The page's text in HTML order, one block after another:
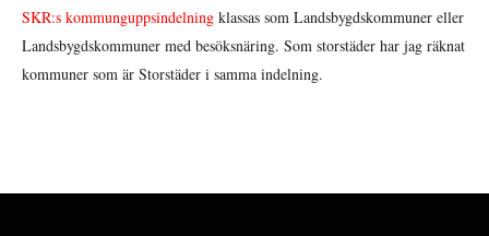
SKR:s kommunguppsindelning klassas som Landsbygdskommuner eller
Landsbygdskommuner med besöksnäring. Som storstäder har jag räknat
kommuner som är Storstäder i samma indelning.